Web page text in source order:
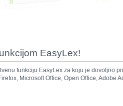
EasyLex!
funkciju EasyLex za koju je dovoljno
Microsoft Office, Open Office, Adobe